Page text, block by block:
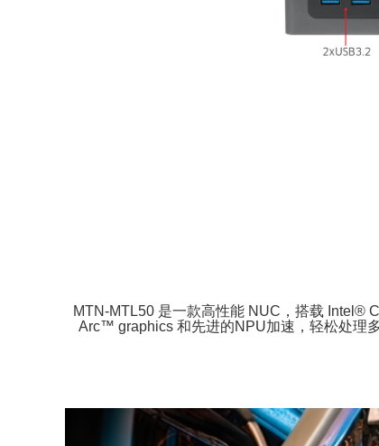
MTN-MTL50 是一款高性能 NUC，搭载 Intel®
Arc™ graphics 和先进的NPU加速，轻松处理